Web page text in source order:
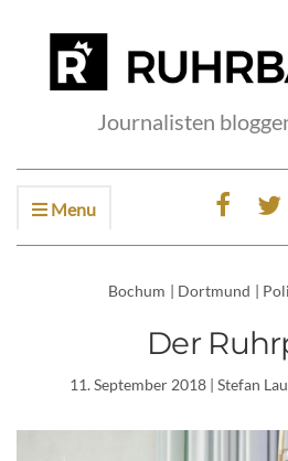
Journalisten
Menu
Bochum | Dortmund |
Der
11. September 2018 | Stefan